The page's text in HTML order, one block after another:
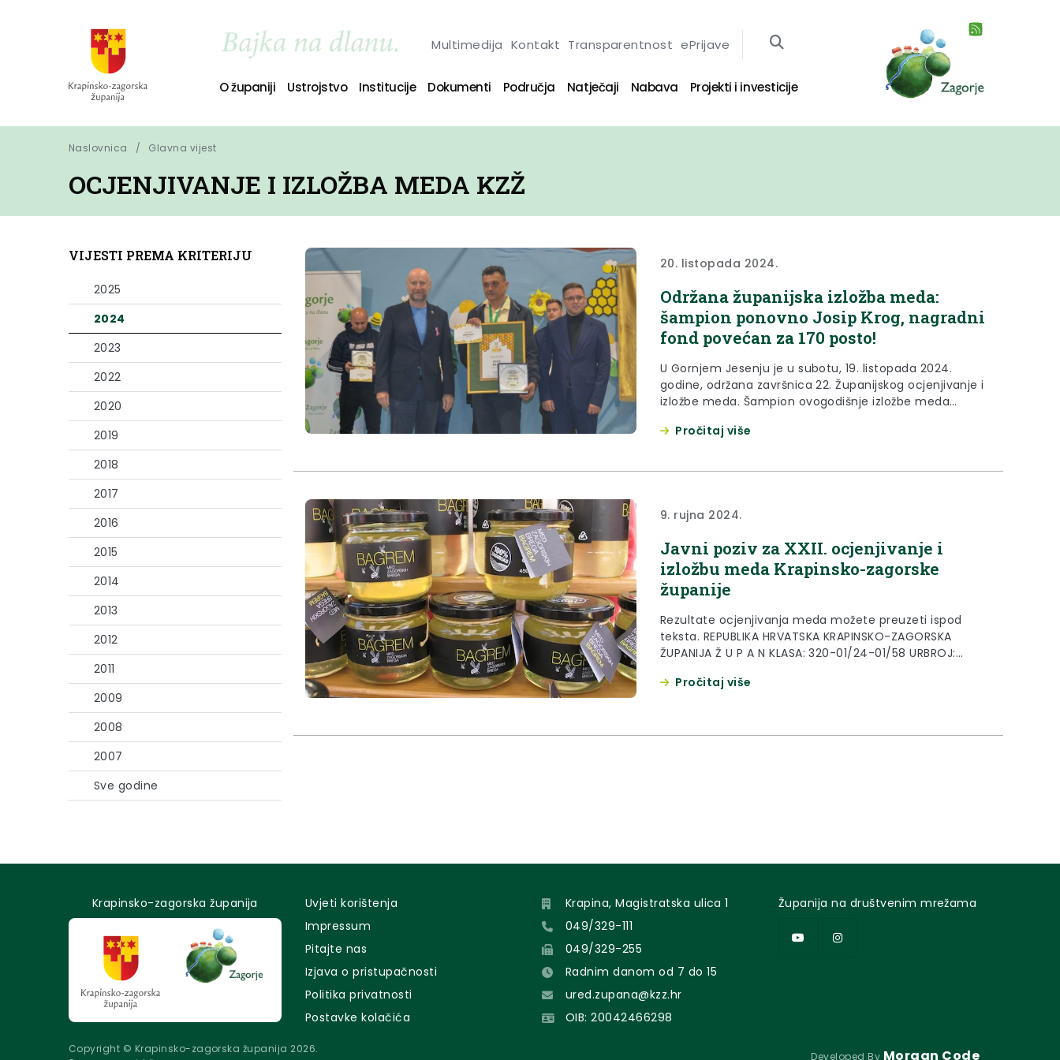
Multimedija Kontakt Transparentnost ePrijave
O županiji Ustrojstvo Institucije Dokumenti Područja Natječaji Nabava Projekti i investicije
Naslovnica Glavna vijest
OCJENJIVANJE I IZLOŽBA MEDA KZŽ
VIJESTI PREMA KRITERIJU
2025
2024
2023
2022
2020
2019
2018
2017
2016
2015
2014
2013
2012
2011
2009
2008
2007
Sve godine
20. listopada 2024.
Održana županijska izložba meda:
šampion ponovno Josip Krog, nagradni
fond povećan za 170 posto!
U Gornjem Jesenju je u subotu, 19. listopada 2024.
godine, održana završnica 22. Županijskog ocjenjivanje i
izložbe meda. Šampion ovogodišnje izložbe meda
čiji je bagremov med dobio maksimalnu ocjenu 20,00.
dok su se na trećem mjestu ove godine...
Pročitaj više
9. rujna 2024.
Javni poziv za XXII. ocjenjivanje i
izložbu meda Krapinsko-zagorske
županije
Rezultate ocjenjivanja meda možete preuzeti ispod
teksta. REPUBLIKA HRVATSKA KRAPINSKO-ZAGORSKA
ŽUPANIJA Ž U P A N KLASA: 320-01/24-01/58 URBROJ:
članka 17. stavak 1. Pravilnika ocjenjivanja i izložbe meda
Statuta Krapinsko-zagorske županije („Službeni glasnik
Pročitaj više
Krapinsko-zagorska županija
Uvjeti korištenja
Impressum
Pitajte nas
Izjava o pristupačnosti
Politika privatnosti
Postavke kolačića
Krapina, Magistratska ulica 1
049/329-111
049/329-255
Radnim danom od 7 do 15
ured.zupana@kzz.hr
OIB: 20042466298
Županija na društvenim mrežama
Copyright © Krapinsko-zagorska županija 2026.
Developed By Morgan Code